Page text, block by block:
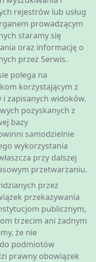
rejestrów lub usług
prowadzącym
staramy się
oraz informację o
przez Serwis.
polega na
korzystającym z
zapisanych widoków.
pozyskanych z
bazy
samodzielnie
wykorzystania
przy dalszej
przetwarzaniu.
przez
przekazywania
publicznym,
trzecim ani żadnym
że nie
podmiotów
prawny obowiązek